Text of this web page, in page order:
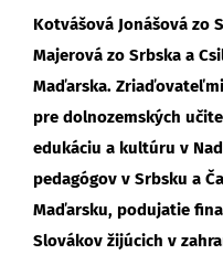
Kotvášová Jonášová zo
Majerová zo Srbska a
Maďarska.
pre dolnozemských
edukáciu a kultúru v
pedagógov v Srbsku a
Maďarsku, podujatie
Slovákov žijúcich v